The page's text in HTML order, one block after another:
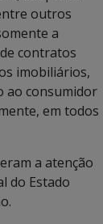
outros
a
contratos
imobiliários,
ao consumidor
em todos
a atenção
do Estado